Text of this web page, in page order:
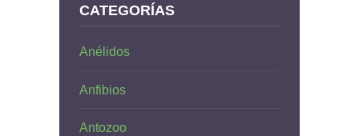
CATEGORÍAS
Anélidos
Anfibios
Antozoo